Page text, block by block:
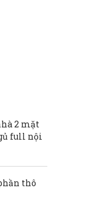
2 mặt
full nội
thô